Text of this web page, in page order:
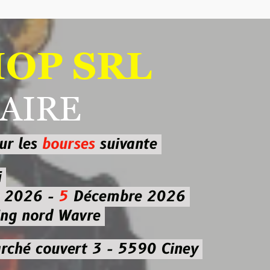
SRL
suivante
5Décembre 2026
Wavre
3 - 5590 Ciney